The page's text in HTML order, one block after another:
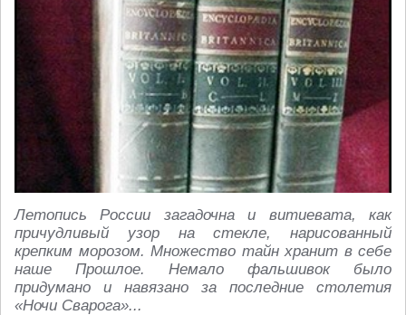
Летопись России загадочна и витиевата, как
причудливый узор на стекле, нарисованный
крепким морозом. Множество тайн хранит в себе
наше Прошлое. Немало фальшивок было
придумано и навязано за последние столетия
«Ночи Сварога»...